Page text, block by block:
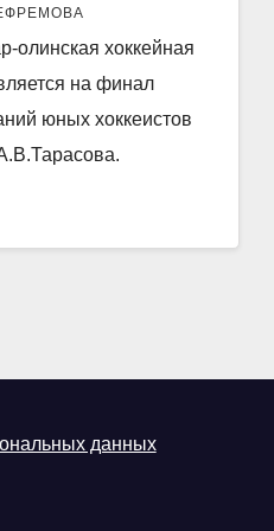
олинская хоккейная
на финал
юных хоккеистов
данных